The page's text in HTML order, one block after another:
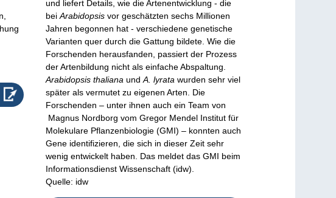
und liefert Details, wie die Artenentwicklung - die
beiArabidopsis vor geschätzten sechs Millionen
Jahren begonnen hat - verschiedene genetische
Varianten quer durch die Gattung bildete. Wie die
Forschenden herausfanden, passiert der Prozess
der Artenbildung nicht als einfache Abspaltung.
Arabidopsis thaliana undA. lyratawurden sehr viel
später als vermutet zu eigenen Arten. Die
Forschenden – unter ihnen auch ein Team von
Magnus Nordborg vom Gregor Mendel Institut für
Molekulare Pflanzenbiologie (GMI) – konnten auch
Gene identifizieren, die sich in dieser Zeit sehr
wenig entwickelt haben. Das meldet das GMI beim
Informationsdienst Wissenschaft (idw).
Quelle: idw